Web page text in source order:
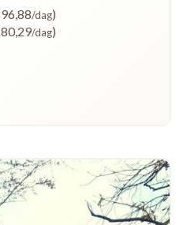
/dag)
/dag)